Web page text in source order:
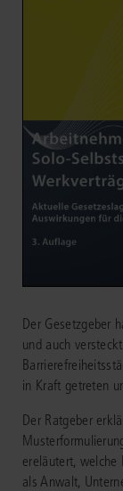
Der Gesetzgeber
und auch
in Kraft getreten
Der Ratgeber
ereläutert, welche
als Anwalt,